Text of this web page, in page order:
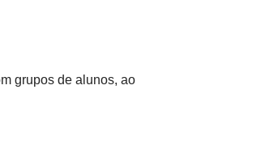
grupos de alunos, ao